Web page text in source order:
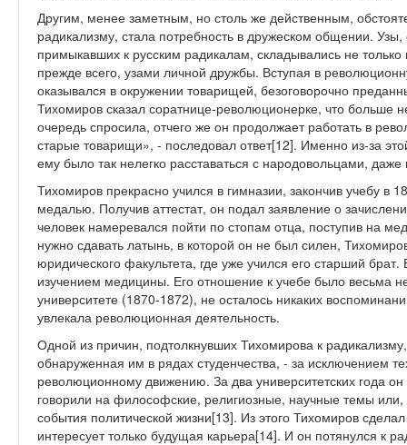
Другим, менее заметным, но столь же действенным,
радикализму, стала потребность в дружеском общении.
примыкавших к русским радикалам, складывались не
прежде всего, узами личной дружбы. Вступая в
оказывался в окружении товарищей, безоговорочно
Тихомиров сказал соратнице-революционерке, что больше
очередь спросила, отчего же он продолжает работать в
старые товарищи», - последовал ответ[12]. Именно из-за
ему было так нелегко расставаться с народовольцами,
Тихомиров прекрасно учился в гимназии, закончив учебу в
медалью. Получив аттестат, он подал заявление о
человек намеревался пойти по стопам отца, поступив на
нужно сдавать латынь, в которой он не был силен,
юридического факультета, где уже учился его старший
изучением медицины. Его отношение к учебе было весьма
университете (1870-1872), не осталось никаких
увлекала революционная деятельность.
Одной из причин, подтолкнувших Тихомирова к
обнаруженная им в рядах студенчества, - за исключением
революционному движению. За два университетских года
говорили на философские, религиозные, научные темы
события политической жизни[13]. Из этого Тихомиров
интересует только будущая карьера[14]. И он потянулся к